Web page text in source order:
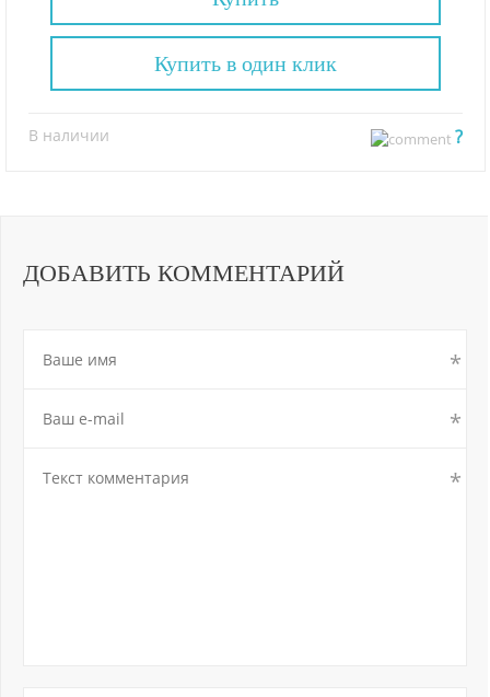
В наличии ?
Купить в один клик
ДОБАВИТЬ КОММЕНТАРИЙ